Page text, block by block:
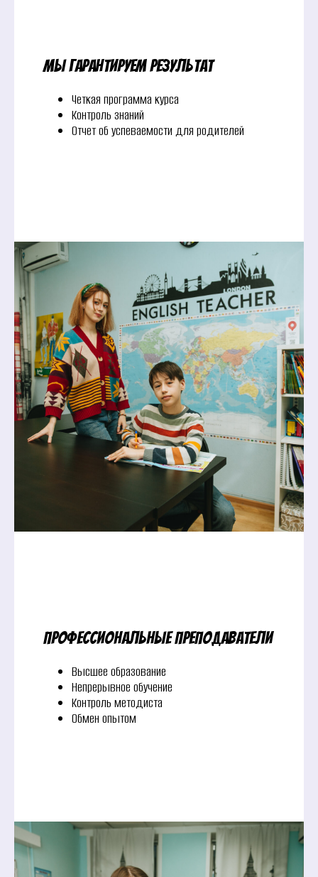
Мы гарантируем результат
Четкая программа курса
Контроль знаний
Отчет об успеваемости для родителей
Профессиональные преподаватели
Высшее образование
Непрерывное обучение
Контроль методиста
Обмен опытом